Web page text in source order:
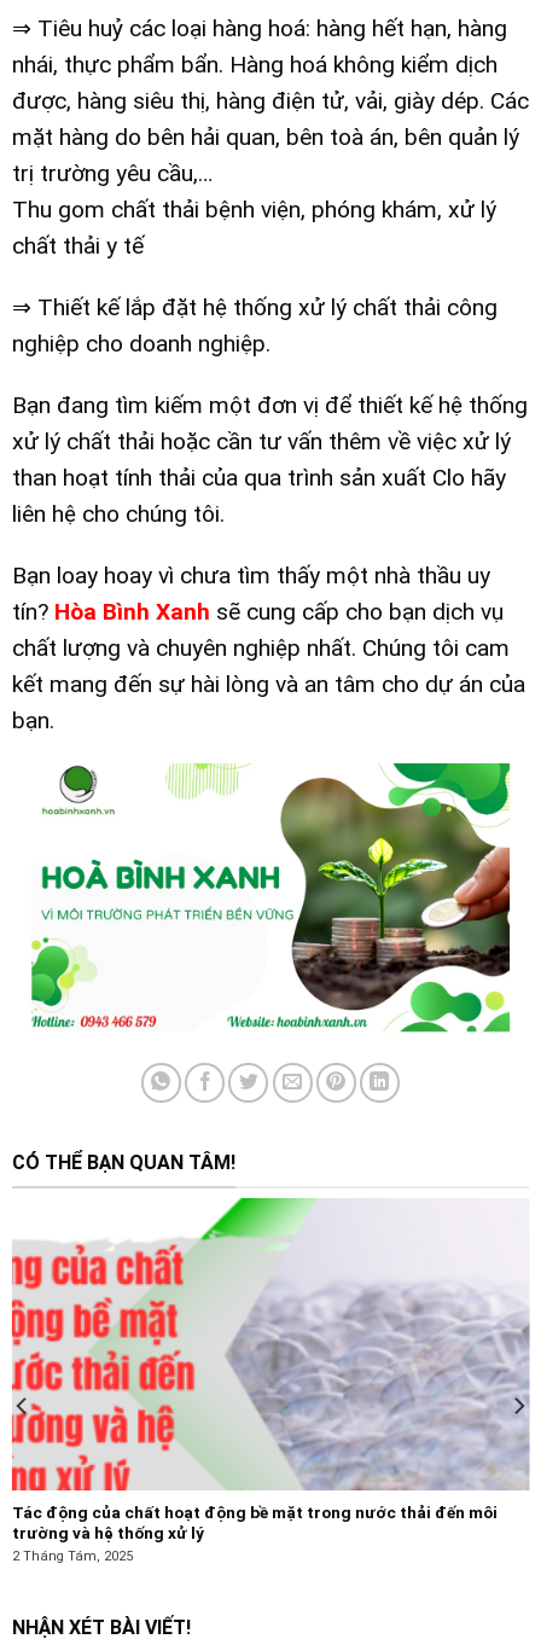
⇒ Tiêu huỷ các loại hàng hoá: hàng hết hạn, hàng
nhái, thực phẩm bẩn. Hàng hoá không kiểm dịch
được, hàng siêu thị, hàng điện tử, vải, giày dép. Các
mặt hàng do bên hải quan, bên toà án, bên quản lý
trị trường yêu cầu,…
Thu gom chất thải bệnh viện, phóng khám, xử lý
chất thải y tế
⇒ Thiết kế lắp đặt hệ thống xử lý chất thải công
nghiệp cho doanh nghiệp.
Bạn đang tìm kiếm một đơn vị để thiết kế hệ thống
xử lý chất thải hoặc cần tư vấn thêm về việc xử lý
than hoạt tính thải của qua trình sản xuất Clo hãy
liên hệ cho chúng tôi.
Bạn loay hoay vì chưa tìm thấy một nhà thầu uy
tín? Hòa Bình Xanh sẽ cung cấp cho bạn dịch vụ
chất lượng và chuyên nghiệp nhất. Chúng tôi cam
kết mang đến sự hài lòng và an tâm cho dự án của
bạn.
CÓ THỂ BẠN QUAN TÂM!
Tác động của chất hoạt động bề mặt trong nước thải đến môi
trường và hệ thống xử lý
2 Tháng Tám, 2025
NHẬN XÉT BÀI VIẾT!